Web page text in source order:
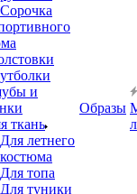
Сорочка
и
ткань
Для летнего
костюма
Для топа
Для туники
Образы